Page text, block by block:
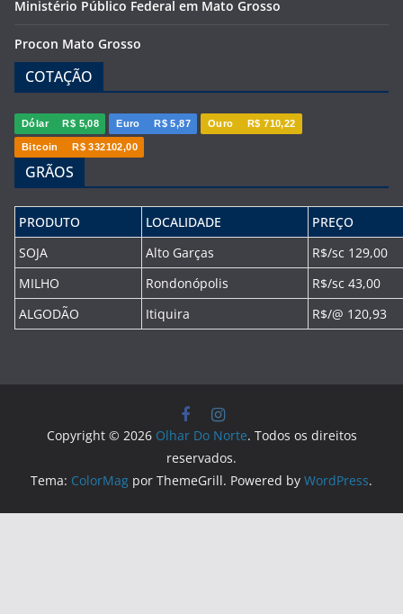
Ministério Público Federal em Mato Grosso
Procon Mato Grosso
COTAÇÃO
Dólar R$ 5,08 Euro R$ 5,87 Ouro R$ 710,22
Bitcoin R$ 332102,00
GRÃOS
PRODUTO LOCALIDADE
PREÇO
SOJA
Alto Garças
R$/sc 129,00
MILHO
Rondonópolis
R$/sc 43,00
ALGODÃO
Itiquira R$/@ 120,93
Copyright © 2026 Olhar Do Norte. Todos os direitos
reservados.
Tema: ColorMag por ThemeGrill. Powered by WordPress.